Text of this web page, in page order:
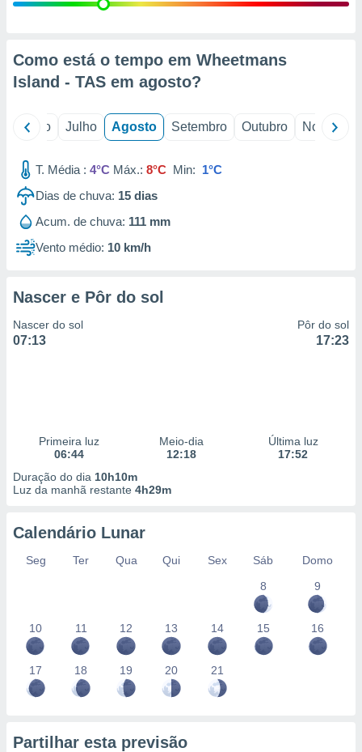
através
estudos
1199
Como está o tempo em Wheetmans
Island - TAS em agosto?
Junho Julho Agosto Setembro Outubro Novembro
T. Média : 4°C Máx.: 8°C Min: 1°C
Dias de chuva: 15 dias
Acum. de chuva: 111 mm
Vento médio: 10 km/h
Nascer e Pôr do sol
Nascer do sol
07:13
Pôr do sol
17:23
Primeira luz
06:44
Meio-dia
12:18
Última luz
17:52
Duração do dia 10h10m
Luz da manhã restante 4h29m
Calendário Lunar
Seg Ter Qua Qui Sex Sáb
Domo
8
9
10 11 12 13 14 15 16
17 18 19 20 21
Partilhar esta previsão